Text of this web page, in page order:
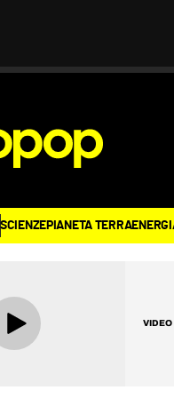
SCIENZEPIANETA TERRA
VIDEO